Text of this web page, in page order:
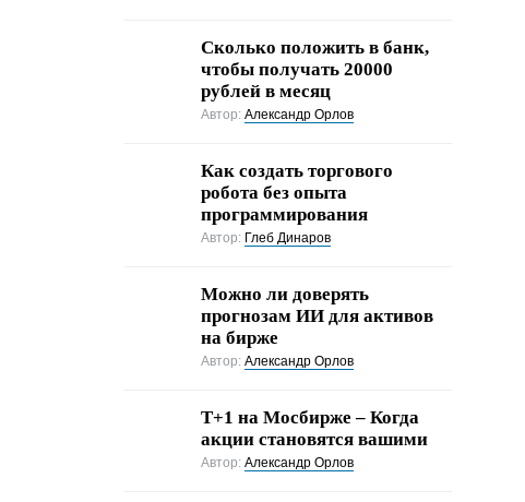
Сколько положить в банк,
чтобы получать 20000
рублей в месяц
Автор: Александр Орлов
Как создать торгового
робота без опыта
программирования
Автор: Глеб Динаров
Можно ли доверять
прогнозам ИИ для активов
на бирже
Автор: Александр Орлов
Т+1 на Мосбирже – Когда
акции становятся вашими
Автор: Александр Орлов